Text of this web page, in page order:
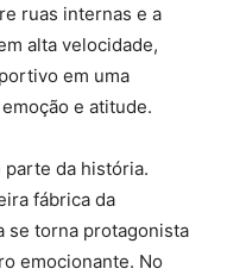
ruas internas e a
alta velocidade,
em uma
e atitude.
parte da história.
fábrica da
se torna protagonista
emocionante. No